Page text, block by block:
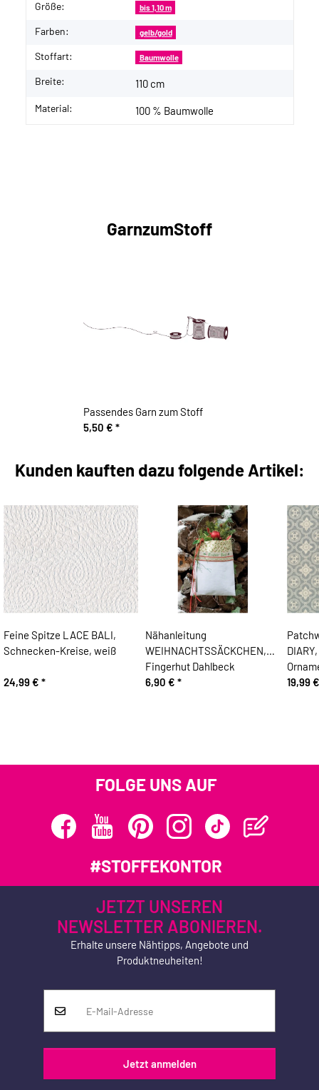
Größe: bis 1,10 m
Farben: gelb/gold
Stoffart: Baumwolle
Breite: 110 cm
Material: 100 % Baumwolle
GarnzumStoff
Passendes Garn zum Stoff
5,50 € *
Kunden kauften dazu folgende Artikel:
Feine Spitze LACE BALI,
Schnecken-Kreise, weiß
24,99 € *
Nähanleitung
WEIHNACHTSSÄCKCHEN,
Fingerhut Dahlbeck
6,90 € *
19,99
FOLGE UNS AUF
#STOFFEKONTOR
JETZT UNSEREN
NEWSLETTER ABONIEREN.
Erhalte unsere Nähtipps, Angebote und
Produktneuheiten!
Jetzt anmelden